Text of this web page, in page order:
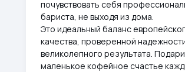
почувствовать себя
бариста, не выходя из дома.
Это идеальный баланс
качества, проверенной
великолепного результата.
маленькое кофейное счастье